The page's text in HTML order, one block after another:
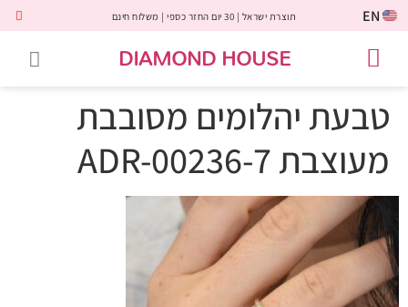
EN תוצרת ישראל | 30 יום החזר כספי | משלוח חינם
DIAMOND HOUSE
טבעת יהלומים מסובבת
מעוצבת ADR-00236-7